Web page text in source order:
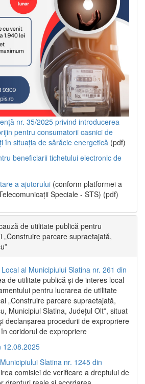
nr. 35/2025 privind introducerea
pentru consumatorii casnici de
în situația de sărăcie energetică (pdf)
beneficiarii tichetului electronic de
a ajutorului (conform platformei a
Speciale - STS) (pdf)
de utilitate publică pentru
„Construire parcare supraetajată,
al Municipiului Slatina nr. 261 din
de utilitate publică și de interes local
pentru lucrarea de utilitate
„Construire parcare supraetajată,
Municipiul Slatina, Județul Olt”, situat
declanșarea procedurii de expropriere
coridorul de expropriere
12.08.2025
Slatina nr. 1245 din
comisiei de verificare a dreptului de